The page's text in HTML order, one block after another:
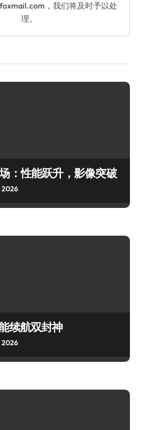
，我们将及时予以处
理。
：性能跃升，影像突破
2026
续航双封神
2026